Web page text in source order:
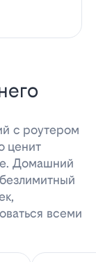
с роутером
ценит
Домашний
всеми